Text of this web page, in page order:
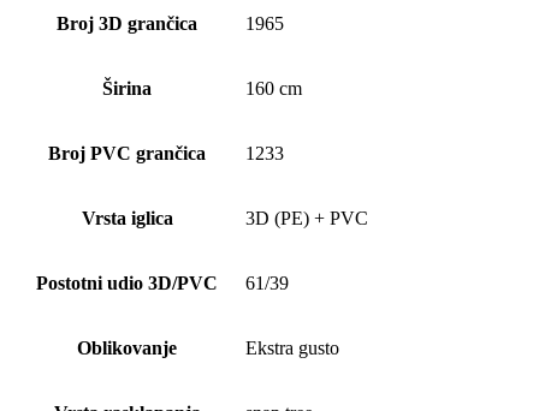
Broj 3D grančica 1965
Širina 160 cm
Broj PVC grančica 1233
Vrsta iglica 3D (PE) + PVC
Postotni udio 3D/PVC 61/39
Oblikovanje Ekstra gusto